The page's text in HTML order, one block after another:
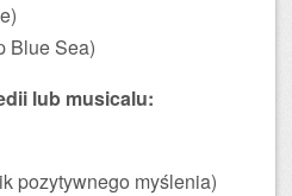
Blue Sea)
lub musicalu:
pozytywnego myślenia)